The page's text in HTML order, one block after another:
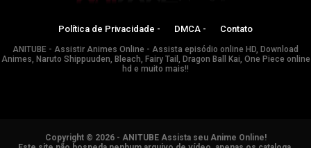
Política de Privacidade - DMCA - Contato
ANITUBE - Assistir Animes Online - Assista episódio online HD, Download
Animes, Naruto Shippuuden, Bleach, Fairy Tail, Dragon Ball Kai, One Piece online
hd e muito mais!!
Copyright © 2026 - ANITUBE Assista seu Anime Online!